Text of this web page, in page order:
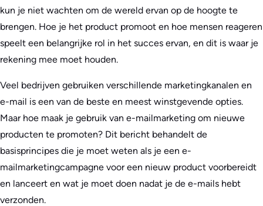
kun je niet wachten om de wereld ervan op de hoogte te
brengen. Hoe je het product promoot en hoe mensen reageren
speelt een belangrijke rol in het succes ervan, en dit is waar je
rekening mee moet houden.
Veel bedrijven gebruiken verschillende marketingkanalen en
e-mail is een van de beste en meest winstgevende opties.
Maar hoe maak je gebruik van e-mailmarketing om nieuwe
producten te promoten? Dit bericht behandelt de
basisprincipes die je moet weten als je een e-
mailmarketingcampagne voor een nieuw product voorbereidt
en lanceert en wat je moet doen nadat je de e-mails hebt
verzonden.